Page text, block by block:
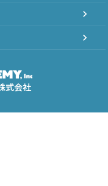
chevron_right
chevron_right
式会社